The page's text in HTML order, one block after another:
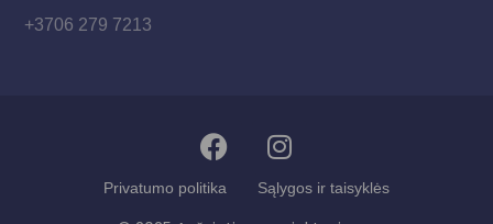
+3706 279 7213
Privatumo politika Sąlygos ir taisyklės